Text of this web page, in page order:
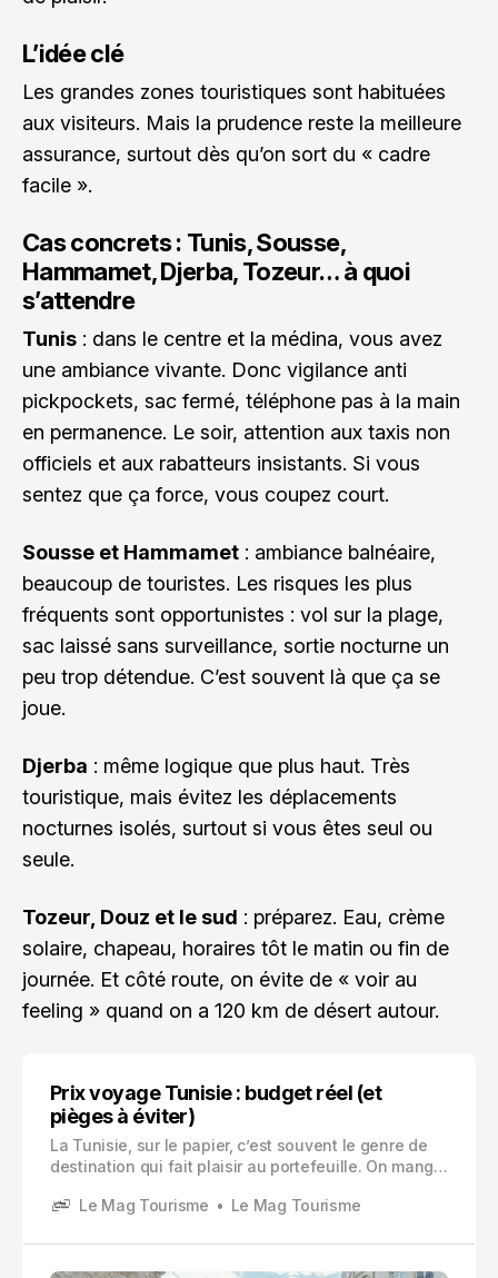
L’idée clé
Les grandes zones touristiques sont habituées
aux visiteurs. Mais la prudence reste la meilleure
assurance, surtout dès qu’on sort du « cadre
facile ».
Cas concrets : Tunis, Sousse,
Hammamet, Djerba, Tozeur… à quoi
s’attendre
Tunis : dans le centre et la médina, vous avez
une ambiance vivante. Donc vigilance anti
pickpockets, sac fermé, téléphone pas à la main
en permanence. Le soir, attention aux taxis non
officiels et aux rabatteurs insistants. Si vous
sentez que ça force, vous coupez court.
Sousse et Hammamet : ambiance balnéaire,
beaucoup de touristes. Les risques les plus
fréquents sont opportunistes : vol sur la plage,
sac laissé sans surveillance, sortie nocturne un
peu trop détendue. C’est souvent là que ça se
joue.
Djerba : même logique que plus haut. Très
touristique, mais évitez les déplacements
nocturnes isolés, surtout si vous êtes seul ou
seule.
Tozeur, Douz et le sud : préparez. Eau, crème
solaire, chapeau, horaires tôt le matin ou fin de
journée. Et côté route, on évite de « voir au
feeling » quand on a 120 km de désert autour.
Prix voyage Tunisie : budget réel (et
pièges à éviter)
La Tunisie, sur le papier, c’est souvent le genre de
destination qui fait plaisir au portefeuille. On mange
exploser le budget, et il y a une variété assez folle
Le Mag Tourisme Le Mag Tourisme